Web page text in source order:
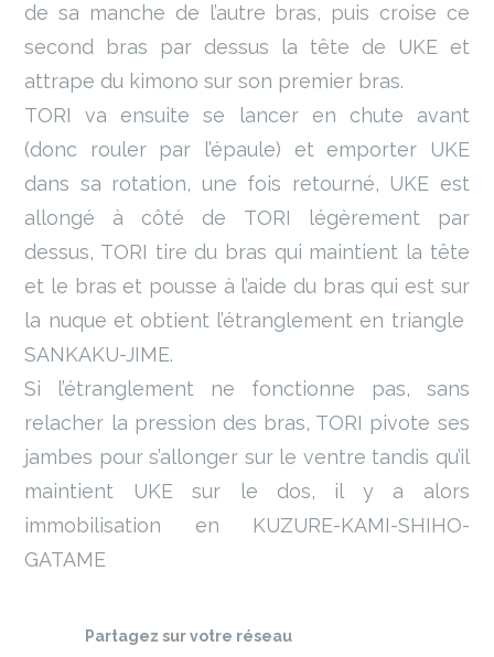
de sa manche de l’autre bras, puis croise ce
second bras par dessus la tête de UKE et
attrape du kimono sur son premier bras.
TORI va ensuite se lancer en chute avant
(donc rouler par l’épaule) et emporter UKE
dans sa rotation, une fois retourné, UKE est
allongé à côté de TORI légèrement par
dessus, TORI tire du bras qui maintient la tête
et le bras et pousse à l’aide du bras qui est sur
la nuque et obtient l’étranglement en triangle
SANKAKU-JIME.
Si l’étranglement ne fonctionne pas, sans
relacher la pression des bras, TORI pivote ses
jambes pour s’allonger sur le ventre tandis qu’il
maintient UKE sur le dos, il y a alors
immobilisation en KUZURE-KAMI-SHIHO-
GATAME
Partagez sur votre réseau